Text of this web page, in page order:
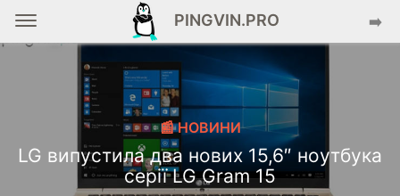
PINGVIN.PRO ➡️
📰 НОВИНИ
LG випустила два нових 15,6″ ноутбука
серії LG Gram 15